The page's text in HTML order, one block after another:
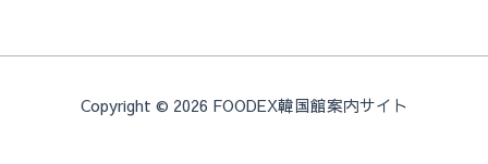
Copyright © 2026 FOODEX韓国館案内サイト